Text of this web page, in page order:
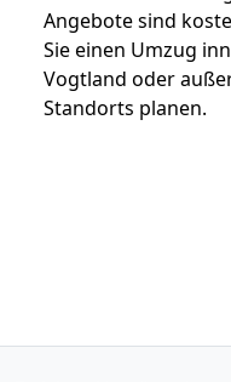
Angebote sind
Sie einen Umzug
Vogtland oder
Standorts planen.